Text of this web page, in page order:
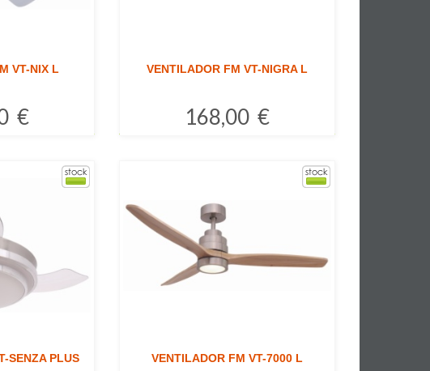
VT-NIX L
€
VENTILADOR FM VT-NIGRA L
168,00 €
SENZA PLUS VENTILADOR FM VT-7000 L